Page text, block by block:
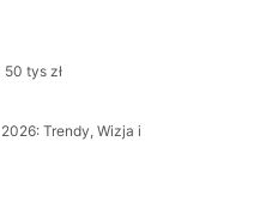
50 tys zł
Trendy, Wizja i